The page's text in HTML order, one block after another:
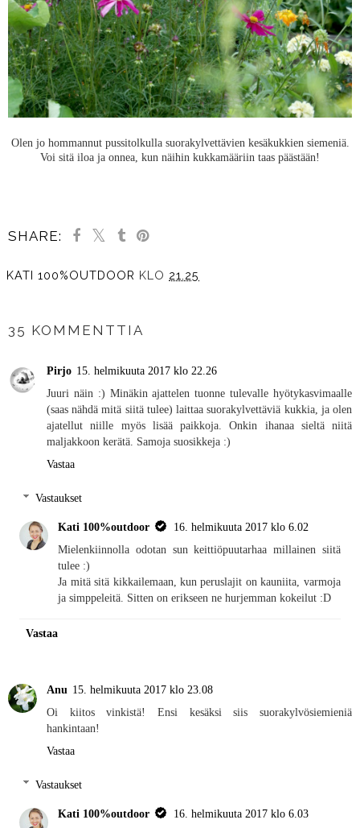
Olen jo hommannut pussitolkulla suorakylvettävien kesäkukkien siemeniä.
Voi sitä iloa ja onnea, kun näihin kukkamääriin taas päästään!
SHARE:
KATI 100%OUTDOOR KLO 21.25
35 KOMMENTTIA
Pirjo 15. helmikuuta 2017 klo 22.26
Juuri näin :) Minäkin ajattelen tuonne tulevalle hyötykasvimaalle
(saas nähdä mitä siitä tulee) laittaa suorakylvettäviä kukkia, ja olen
ajatellut niille myös lisää paikkoja. Onkin ihanaa sieltä niitä
maljakkoon kerätä. Samoja suosikkeja :)
Vastaa
Vastaukset
Kati 100%outdoor
16. helmikuuta 2017 klo 6.02
Mielenkiinnolla odotan sun keittiöpuutarhaa millainen siitä
tulee :)
Ja mitä sitä kikkailemaan, kun peruslajit on kauniita, varmoja
ja simppeleitä. Sitten on erikseen ne hurjemman kokeilut :D
Vastaa
Anu 15. helmikuuta 2017 klo 23.08
Oi kiitos vinkistä! Ensi kesäksi siis suorakylvösiemieniä
hankintaan!
Vastaa
Vastaukset
Kati 100%outdoor 16. helmikuuta 2017 klo 6.03